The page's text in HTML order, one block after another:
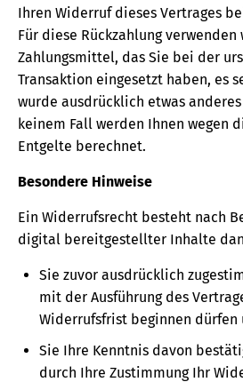
Ihren Widerruf dieses Vertrages
Für diese Rückzahlung verwenden
Zahlungsmittel, das Sie bei der
Transaktion eingesetzt haben, es
wurde ausdrücklich etwas
keinem Fall werden Ihnen wegen
Entgelte berechnet.
Besondere Hinweise
Ein Widerrufsrecht besteht nach
digital bereitgestellter Inhalte
Sie zuvor ausdrücklich
mit der Ausführung des
Widerrufsfrist beginnen dürfen
Sie Ihre Kenntnis davon
durch Ihre Zustimmung Ihr